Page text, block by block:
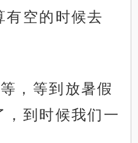
有空的时候去
，等到放暑假
，到时候我们一